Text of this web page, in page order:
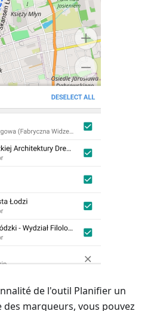
de l'outil Planifier un
marqueurs, vous pouvez